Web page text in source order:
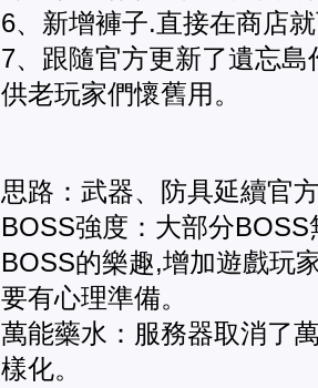
6、新增褲子.直接在商店
7、跟隨官方更新了遺忘
供老玩家們懷舊用。
思路：武器、防具延續官
BOSS強度：大部分
BOSS的樂趣,增加遊戲玩
要有心理準備。
萬能藥水：服務器取消了
樣化。